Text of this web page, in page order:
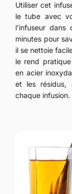
Utiliser cet
le tube avec
l’infuseur dans
minutes pour
il se nettoie
le rend
en acier
et les résidus,
chaque infusion.